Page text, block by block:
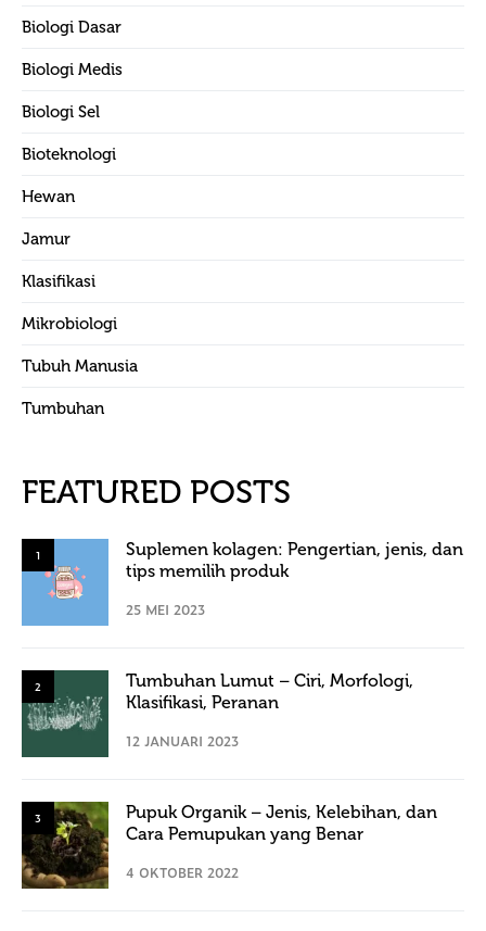
Biologi Dasar
Biologi Medis
Biologi Sel
Bioteknologi
Hewan
Jamur
Klasifikasi
Mikrobiologi
Tubuh Manusia
Tumbuhan
FEATURED POSTS
1
Suplemen kolagen: Pengertian, jenis, dan
tips memilih produk
25 MEI 2023
2
Tumbuhan Lumut – Ciri, Morfologi,
Klasifikasi, Peranan
12 JANUARI 2023
3
Pupuk Organik – Jenis, Kelebihan, dan
Cara Pemupukan yang Benar
4 OKTOBER 2022